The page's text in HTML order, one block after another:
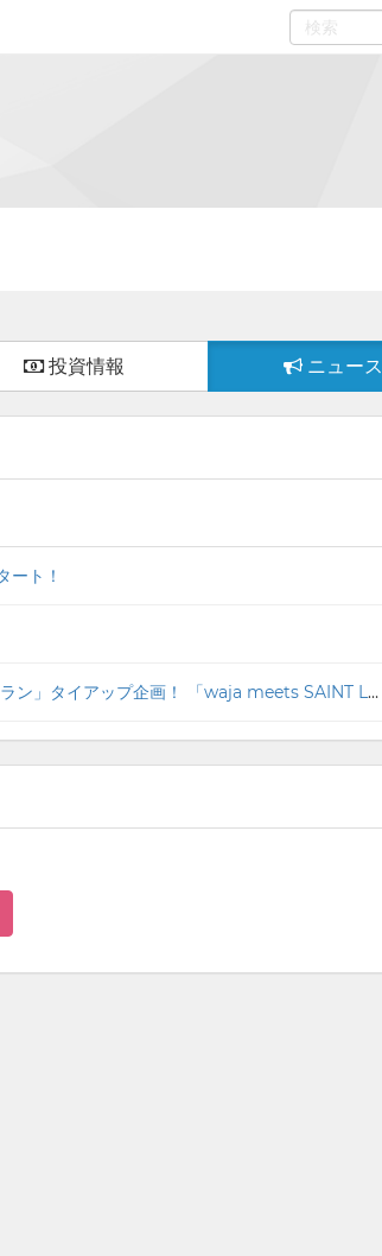
0
投資情報 ニュース
ート！
12月4日公開映画「SAINT LAURENT/サンローラン」タイアップ企画！ 「waja meets SAINT LAURENT」特集スタート